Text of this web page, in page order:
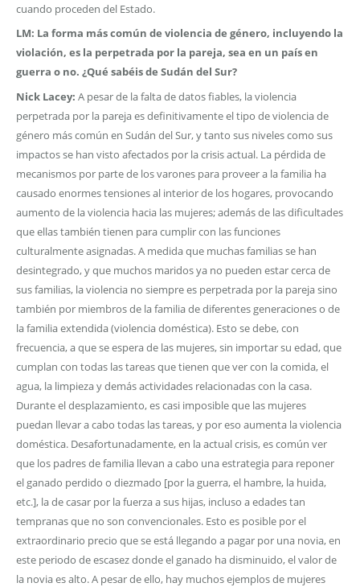
cuando proceden del Estado.
LM: La forma más común de violencia de género, incluyendo la
violación, es la perpetrada por la pareja, sea en un país en
guerra o no. ¿Qué sabéis de Sudán del Sur?
Nick Lacey: A pesar de la falta de datos fiables, la violencia
perpetrada por la pareja es definitivamente el tipo de violencia de
género más común en Sudán del Sur, y tanto sus niveles como sus
impactos se han visto afectados por la crisis actual. La pérdida de
mecanismos por parte de los varones para proveer a la familia ha
causado enormes tensiones al interior de los hogares, provocando
aumento de la violencia hacia las mujeres; además de las dificultades
que ellas también tienen para cumplir con las funciones
culturalmente asignadas. A medida que muchas familias se han
desintegrado, y que muchos maridos ya no pueden estar cerca de
sus familias, la violencia no siempre es perpetrada por la pareja sino
también por miembros de la familia de diferentes generaciones o de
la familia extendida (violencia doméstica). Esto se debe, con
frecuencia, a que se espera de las mujeres, sin importar su edad, que
cumplan con todas las tareas que tienen que ver con la comida, el
agua, la limpieza y demás actividades relacionadas con la casa.
Durante el desplazamiento, es casi imposible que las mujeres
puedan llevar a cabo todas las tareas, y por eso aumenta la violencia
doméstica. Desafortunadamente, en la actual crisis, es común ver
que los padres de familia llevan a cabo una estrategia para reponer
el ganado perdido o diezmado [por la guerra, el hambre, la huida,
etc.], la de casar por la fuerza a sus hijas, incluso a edades tan
tempranas que no son convencionales. Esto es posible por el
extraordinario precio que se está llegando a pagar por una novia, en
este periodo de escasez donde el ganado ha disminuido, el valor de
la novia es alto. A pesar de ello, hay muchos ejemplos de mujeres